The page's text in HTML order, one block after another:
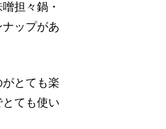
担々鍋・
ップがあ
とても楽
ても使い